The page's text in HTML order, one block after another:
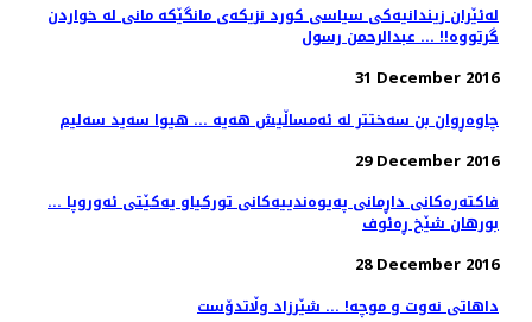
لەئێران زیندانیەكی سیاسی كورد نزیکەى مانگێکە مانى لە خواردن
گرتووە!! ... عبدالرحمن رسول
31 December 2016
چاوەڕوان بن سەختتر لە ئەمساڵیش هەیە ... هیوا سەید سەلیم
29 December 2016
فاكته‌ره‌كانی داڕمانی په‌یوه‌ندییه‌كانی توركیاو یه‌كێتی ئه‌وروپا ...
بورهان شێخ ڕه‌ئوف
28 December 2016
داهاتی نەوت و موچە! ... شێرزاد وڵاتدۆست